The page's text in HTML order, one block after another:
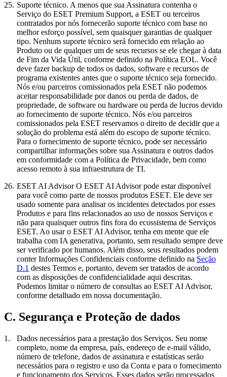
25. Suporte técnico. A menos que sua Assinatura contenha o
Serviço do ESET Premium Support, a ESET ou terceiros
contratados por nós fornecerão suporte técnico com base no
melhor esforço possível, sem quaisquer garantias de qualquer
tipo. Nenhum suporte técnico será fornecido em relação ao
Produto ou de qualquer um de seus recursos se ele chegar à data
de Fim da Vida Útil, conforme definido na Política EOL. Você
deve fazer backup de todos os dados, software e recursos de
programa existentes antes que o suporte técnico seja fornecido.
Nós e/ou parceiros comissionados pela ESET não podemos
aceitar responsabilidade por danos ou perda de dados, de
propriedade, de software ou hardware ou perda de lucros devido
ao fornecimento de suporte técnico. Nós e/ou parceiros
comissionados pela ESET reservamos o direito de decidir que a
solução do problema está além do escopo de suporte técnico.
Para o fornecimento de suporte técnico, pode ser necessário
compartilhar informações sobre sua Assinatura e outros dados
em conformidade com a Política de Privacidade, bem como
acesso remoto à sua infraestrutura de TI.
26. ESET AI AdvisorO ESET AI Advisor pode estar disponível
para você como parte de nossos produtos ESET. Ele deve ser
usado somente para analisar os incidentes detectados por esses
Produtos e para fins relacionados ao uso de nossos Serviços e
não para quaisquer outros fins fora do ecossistema de Serviços
ESET. Ao usar o ESET AI Advisor, tenha em mente que ele
trabalha com IA generativa, portanto, sem resultado sempre deve
ser verificado por humanos. Além disso, seus resultados podem
conter Informações Confidenciais conforme definido na Seção
D.1 destes Termos e, portanto, devem ser tratados de acordo
com as disposições de confidencialidade aqui descritas.
Podemos limitar o número de consultas ao ESET AI Advisor,
conforme detalhado em nossa documentação.
C. Segurança e Proteção de dados
1. Dados necessários para a prestação dos Serviços. Seu nome
completo, nome da empresa, país, endereço de e-mail válido,
número de telefone, dados de assinatura e estatísticas serão
necessários para o registro e uso da Conta e para o fornecimento
e funcionamento dos Serviços. Esses dados serão processados